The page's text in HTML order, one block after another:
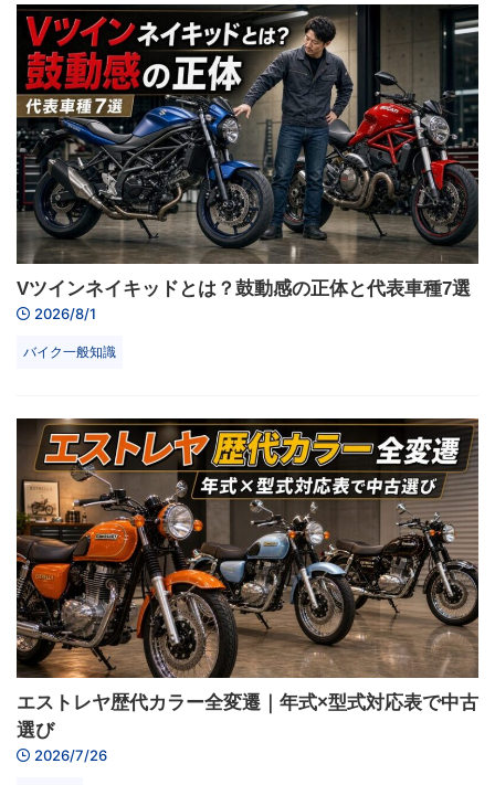
Vツインネイキッドとは？鼓動感の正体と代表車種7選
2026/8/1
バイク一般知識
エストレヤ歴代カラー全変遷｜年式×型式対応表で中古
選び
2026/7/26